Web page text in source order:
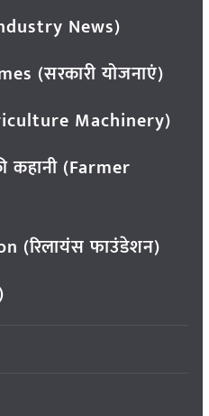
News)
(सरकारी योजनाएं)
Machinery)
कहानी (Farmer
(रिलायंस फाउंडेशन)